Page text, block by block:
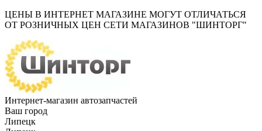
ЦЕНЫ В ИНТЕРНЕТ МАГАЗИНЕ МОГУТ ОТЛИЧАТЬСЯ
ОТ РОЗНИЧНЫХ ЦЕН СЕТИ МАГАЗИНОВ "ШИНТОРГ"
Интернет-магазин автозапчастей
Ваш город
Липецк